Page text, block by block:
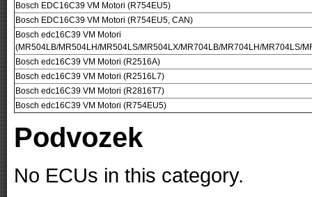
Bosch EDC16C39 VM Motori (R754EU5)
Bosch EDC16C39 VM Motori (R754EU5, CAN)
Bosch edc16C39 VM Motori
(MR504LB/MR504LH/MR504LS/MR504LX/MR704LB/MR704LH/MR704LS/
Bosch edc16C39 VM Motori (R2516A)
Bosch edc16C39 VM Motori (R2516L7)
Bosch edc16C39 VM Motori (R2816T7)
Bosch edc16C39 VM Motori (R754EU5)
Podvozek
No ECUs in this category.